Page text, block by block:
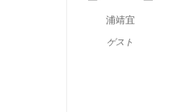
浦靖宜
ゲスト